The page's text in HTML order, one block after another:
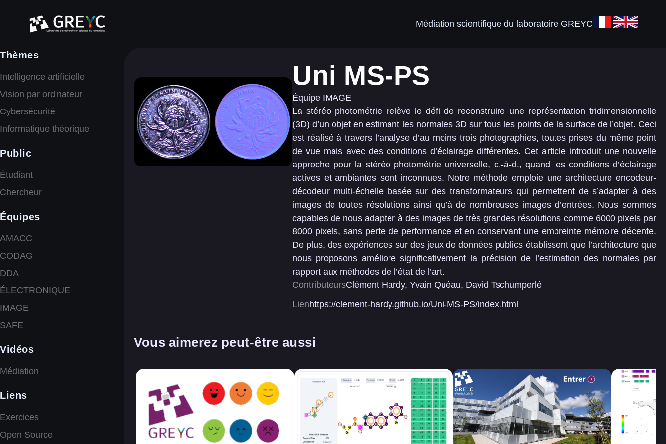
Médiation scientifique du laboratoire GREYC
Thèmes
Intelligence artificielle
Vision par ordinateur
Cybersécurité
Informatique théorique
Public
Étudiant
Chercheur
Équipes
AMACC
CODAG
DDA
ÉLECTRONIQUE
IMAGE
SAFE
Vidéos
Médiation
Liens
Exercices
Open Source
Uni MS-PS
Équipe IMAGE
La stéréo photométrie relève le défi de reconstruire une représentation tridimensionnelle
(3D) d’un objet en estimant les normales 3D sur tous les points de la surface de l’objet. Ceci
est réalisé à travers l’analyse d’au moins trois photographies, toutes prises du même point
de vue mais avec des conditions d’éclairage différentes. Cet article introduit une nouvelle
approche pour la stéréo photométrie universelle, c.-à-d., quand les conditions d’éclairage
actives et ambiantes sont inconnues. Notre méthode emploie une architecture encodeur-
décodeur multi-échelle basée sur des transformateurs qui permettent de s’adapter à des
images de toutes résolutions ainsi qu’à de nombreuses images d’entrées. Nous sommes
capables de nous adapter à des images de très grandes résolutions comme 6000 pixels par
8000 pixels, sans perte de performance et en conservant une empreinte mémoire décente.
De plus, des expériences sur des jeux de données publics établissent que l’architecture que
nous proposons améliore significativement la précision de l’estimation des normales par
rapport aux méthodes de l’état de l’art.
ContributeursClément Hardy, Yvain Quéau, David Tschumperlé
Lienhttps://clement-hardy.github.io/Uni-MS-PS/index.html
Vous aimerez peut-être aussi